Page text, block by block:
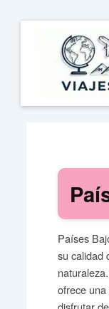
contenido
Países
su calidad
ofrece